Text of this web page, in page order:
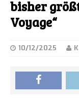
bisher
Voyage“
10/12/2025